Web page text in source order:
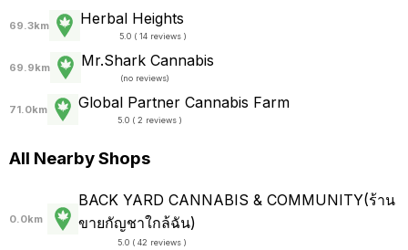
69.3km Herbal Heights
5.0 ( 14 reviews )
69.9km Mr.Shark Cannabis
(no reviews)
71.0km Global Partner Cannabis Farm
5.0 ( 2 reviews )
All Nearby Shops
0.0km
BACK YARD CANNABIS & COMMUNITY(ร้าน
ขายกัญชาใกล้ฉัน)
5.0 ( 42 reviews )